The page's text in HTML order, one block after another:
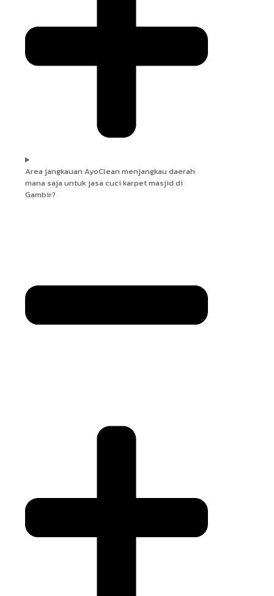
Area jangkauan AyoClean menjangkau daerah
mana saja untuk jasa cuci karpet masjid di
Gambir?